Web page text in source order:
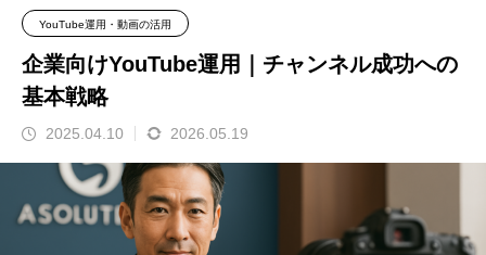
YouTube運用・動画の活用
企業向けYouTube運用｜チャンネル成功への
基本戦略
2025.04.10 2026.05.19